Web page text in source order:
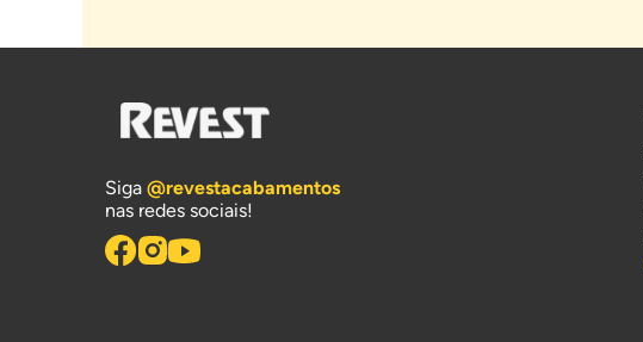
Siga @revestacabamentos
nas redes sociais!